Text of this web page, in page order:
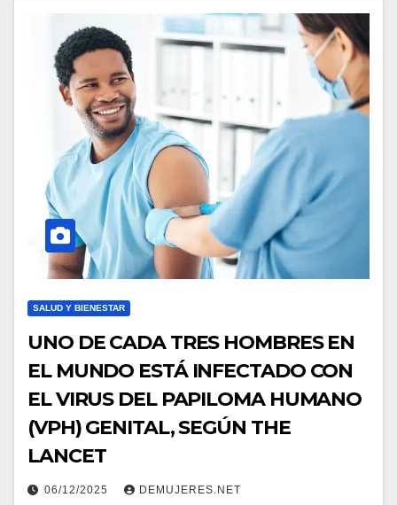
SALUD Y BIENESTAR
UNO DE CADA TRES HOMBRES EN
EL MUNDO ESTÁ INFECTADO CON
EL VIRUS DEL PAPILOMA HUMANO
(VPH) GENITAL, SEGÚN THE
LANCET
06/12/2025 DEMUJERES.NET